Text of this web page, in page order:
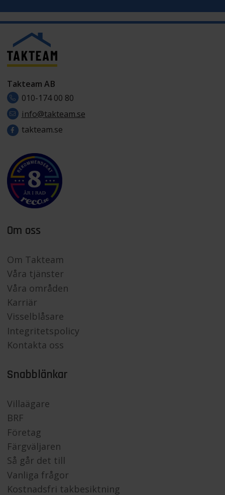
Takteam AB
010-174 00 80
info@takteam.se
takteam.se
Om oss
Om Takteam
Våra tjänster
Våra områden
Karriär
Visselblåsare
Integritetspolicy
Kontakta oss
Snabblänkar
Villaägare
BRF
Företag
Färgväljaren
Så går det till
Vanliga frågor
Kostnadsfri takbesiktning